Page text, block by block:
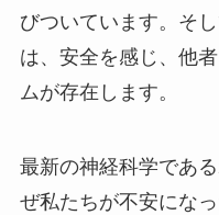
びついています。そ
は、安全を感じ、他
ムが存在します。
最新の神経科学であ
ぜ私たちが不安にな